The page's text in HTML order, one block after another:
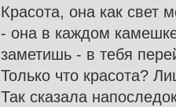
Красота, она как свет
- она в каждом
заметишь - в тебя
Только что красота?
Так сказала